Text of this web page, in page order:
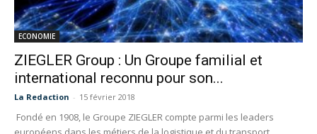
ECONOMIE
ZIEGLER Group : Un Groupe familial et
international reconnu pour son...
La Redaction - 15 février 2018
Fondé en 1908, le Groupe ZIEGLER compte parmi les leaders